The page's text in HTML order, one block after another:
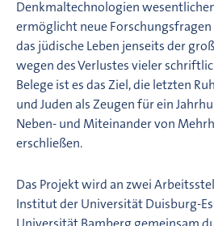
Denkmaltechnologien
ermöglicht neue
das jüdische Leben jenseits der
wegen des Verlustes vieler
Belege ist es das Ziel, die letzten
und Juden als Zeugen für ein
Neben- und Miteinander von
erschließen.
Das Projekt wird an zwei
Institut der Universität Duisburg-